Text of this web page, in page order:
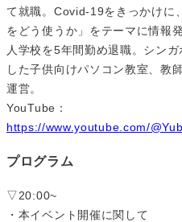
て就職。Covid-19をきっかけ
をどう使うか」をテーマに情報
人学校を5年間勤め退職。シン
した子供向けパソコン教室、教
運営。
YouTube：
https://www.youtube.com/
プログラム
▽20:00~
・本イベント開催に関して